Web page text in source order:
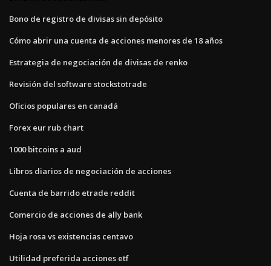
Bono de registro de divisas sin depósito
Cómo abrir una cuenta de acciones menores de 18 años
Estrategia de negociación de divisas de renko
Revisión del software stockstotrade
Oficios populares en canadá
Forex eur rub chart
1000 bitcoins a aud
Libros diarios de negociación de acciones
Cuenta de barrido etrade reddit
Comercio de acciones de ally bank
Hoja rosa vs existencias centavo
Utilidad preferida acciones etf